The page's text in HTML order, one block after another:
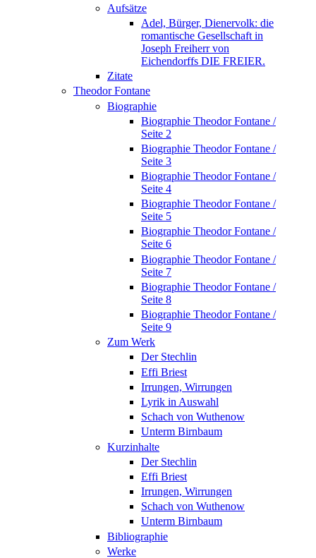
Aufsätze
Adel, Bürger, Dienervolk: die
romantische Gesellschaft in
Joseph Freiherr von
Eichendorffs DIE FREIER.
Zitate
Theodor Fontane
Biographie
Biographie Theodor Fontane /
Seite 2
Biographie Theodor Fontane /
Seite 3
Biographie Theodor Fontane /
Seite 4
Biographie Theodor Fontane /
Seite 5
Biographie Theodor Fontane /
Seite 6
Biographie Theodor Fontane /
Seite 7
Biographie Theodor Fontane /
Seite 8
Biographie Theodor Fontane /
Seite 9
Zum Werk
Der Stechlin
Effi Briest
Irrungen, Wirrungen
Lyrik in Auswahl
Schach von Wuthenow
Unterm Birnbaum
Kurzinhalte
Der Stechlin
Effi Briest
Irrungen, Wirrungen
Schach von Wuthenow
Unterm Birnbaum
Bibliographie
Werke